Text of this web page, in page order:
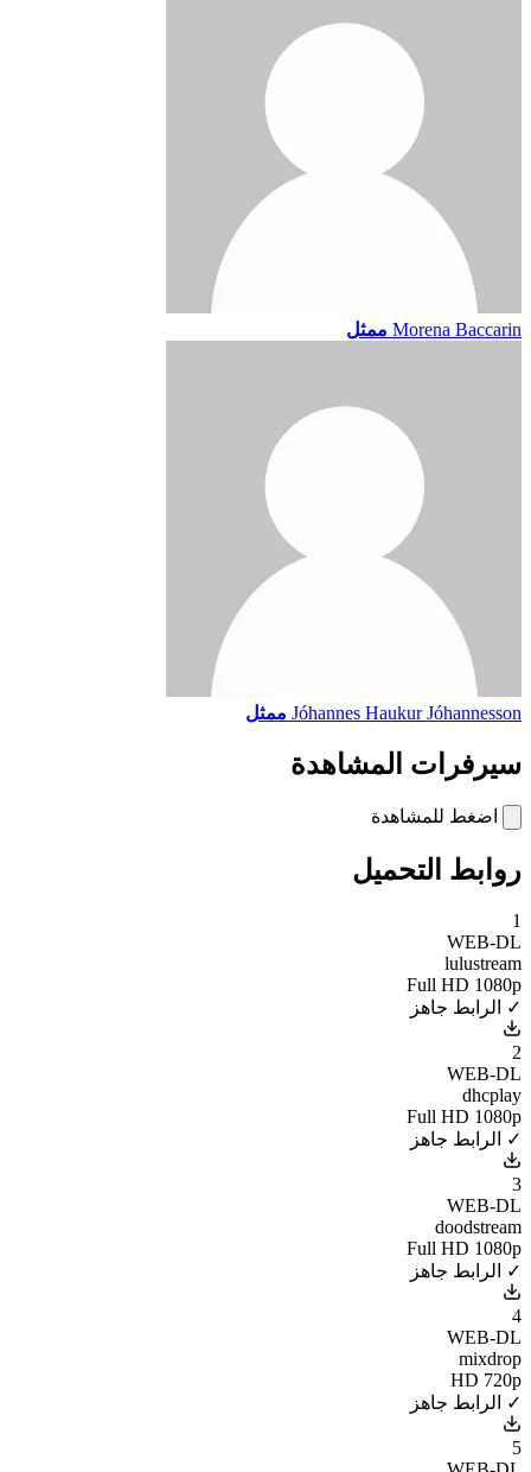
Morena Baccarin ممثل
Jóhannes Haukur Jóhannesson ممثل
سيرفرات المشاهدة
اضغط للمشاهدة
روابط التحميل
1
WEB-DL
lulustream
Full HD 1080p
✓ الرابط جاهز
2
WEB-DL
dhcplay
Full HD 1080p
✓ الرابط جاهز
3
WEB-DL
doodstream
Full HD 1080p
✓ الرابط جاهز
4
WEB-DL
mixdrop
HD 720p
✓ الرابط جاهز
5